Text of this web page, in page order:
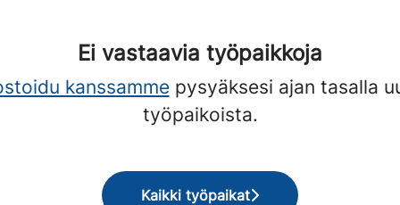
Ei vastaavia työpaikkoja
kanssammepysyäksesi ajan tasalla
työpaikoista.
Kaikki työpaikat